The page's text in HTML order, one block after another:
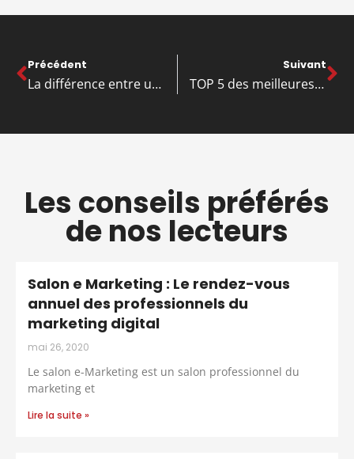
Précédent
La différence entre un courtier en assurance et un grossiste en assurance
Suivant
TOP 5 des meilleures agences de design !
Les conseils préférés
de nos lecteurs
Salon e Marketing : Le rendez-vous
annuel des professionnels du
marketing digital
mai 26, 2020
Le salon e-Marketing est un salon professionnel du
marketing et
Lire la suite »